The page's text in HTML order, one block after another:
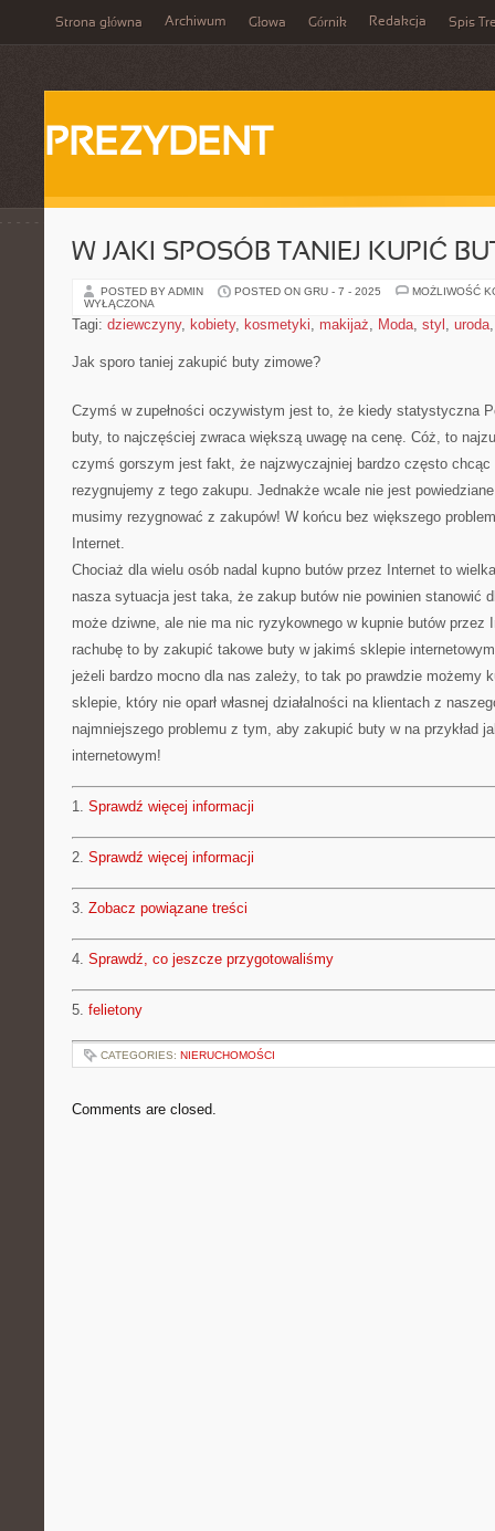
Strona główna Archiwum Głowa Górnik Redakcja Spis
PREZYDENT
W JAKI SPOSÓB TANIEJ KUPIĆ
POSTED BY ADMIN POSTED ON GRU - 7 - 2025
MOŻLIWOŚĆ
WYŁĄCZONA
Tagi: dziewczyny, kobiety, kosmetyki, makijaż, Moda, styl , uroda
Jak sporo taniej zakupić buty zimowe?
Czymś w zupełności oczywistym jest to, że kiedy statystyczna
buty, to najczęściej zwraca większą uwagę na cenę. Cóż, to
czymś gorszym jest fakt, że najzwyczajniej bardzo często
rezygnujemy z tego zakupu. Jednakże wcale nie jest
musimy rezygnować z zakupów! W końcu bez większego
Internet.
Chociaż dla wielu osób nadal kupno butów przez Internet to
nasza sytuacja jest taka, że zakup butów nie powinien stanowić
może dziwne, ale nie ma nic ryzykownego w kupnie butów przez
rachubę to by zakupić takowe buty w jakimś sklepie
jeżeli bardzo mocno dla nas zależy, to tak po prawdzie możemy
sklepie, który nie oparł własnej działalności na klientach z
najmniejszego problemu z tym, aby zakupić buty w na przykład
internetowym!
1. Sprawdź więcej informacji
2. Sprawdź więcej informacji
3. Zobacz powiązane treści
4. Sprawdź, co jeszcze przygotowaliśmy
5. felietony
CATEGORIES: NIERUCHOMOŚCI
Comments are closed.